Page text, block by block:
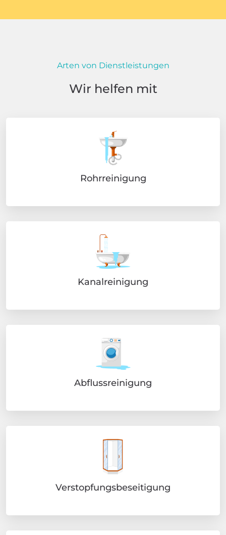
Arten von Dienstleistungen
Wir helfen mit
Rohrreinigung
Kanalreinigung
Abflussreinigung
Verstopfungsbeseitigung